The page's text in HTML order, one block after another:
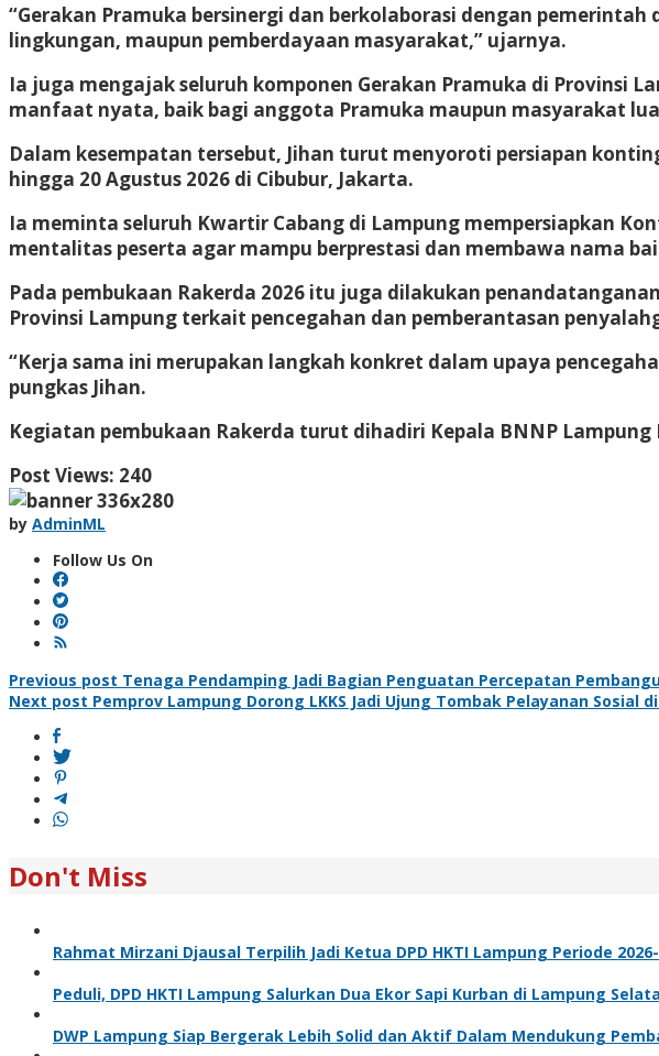
“Gerakan Pramuka bersinergi dan berkolaborasi dengan
lingkungan, maupun pemberdayaan masyarakat,” ujarnya.
Ia juga mengajak seluruh komponen Gerakan Pramuka di Provinsi
manfaat nyata, baik bagi anggota Pramuka maupun masyarakat
Dalam kesempatan tersebut, Jihan turut menyoroti persiapan
hingga 20 Agustus 2026 di Cibubur, Jakarta.
Ia meminta seluruh Kwartir Cabang di Lampung mempersiapkan
mentalitas peserta agar mampu berprestasi dan membawa nama
Pada pembukaan Rakerda 2026 itu juga dilakukan
Provinsi Lampung terkait pencegahan dan pemberantasan
“Kerja sama ini merupakan langkah konkret dalam upaya
pungkas Jihan.
Kegiatan pembukaan Rakerda turut dihadiri Kepala BNNP
Post Views: 240
by AdminML
Follow Us On
Post
navigation
Previous post Tenaga Pendamping Jadi Bagian Penguatan Percepatan
Next post Pemprov Lampung Dorong LKKS Jadi Ujung Tombak Pelayanan Sosial
Don't Miss
Rahmat Mirzani Djausal Terpilih Jadi Ketua DPD HKTI Lampung Periode
Peduli, DPD HKTI Lampung Salurkan Dua Ekor Sapi Kurban di Lampung
DWP Lampung Siap Bergerak Lebih Solid dan Aktif Dalam Mendukung